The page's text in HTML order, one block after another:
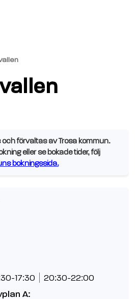
förvaltas av Trosa kommun.
eller se bokade tider, följ
bokningssida.
17:30 20:30-22:00
A: